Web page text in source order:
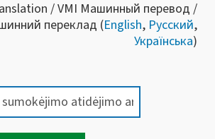
/ VMI Машинный перевод /
переклад (English, Русский,
Українська)